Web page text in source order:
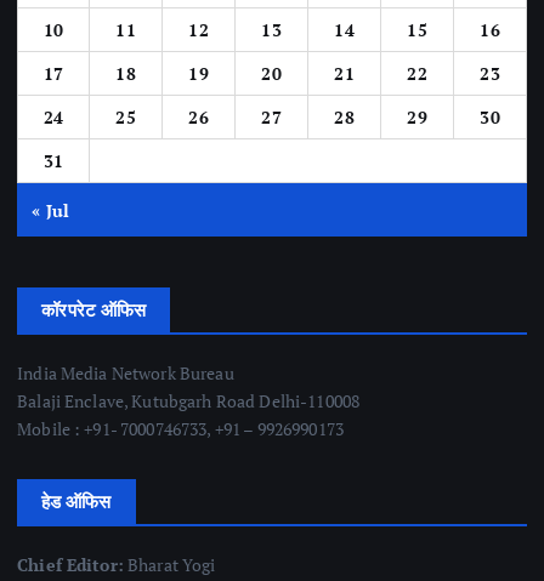
10
11 12 13 14 15
16
17
18 19 20 21 22
23
24
25 26 27 28 29
30
31
« Jul
कॉरपरेट ऑफिस
India Media Network Bureau
Balaji Enclave, Kutubgarh Road Delhi-110008
Mobile : +91- 7000746733, +91 – 9926990173
हेड ऑफिस
Chief Editor: Bharat Yogi